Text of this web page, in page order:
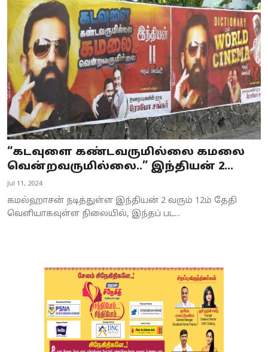
“கடவுளை கண்டவருமில்லை கமலை
வென்றவருமில்லை..” இந்தியன் 2...
Jul 11, 2024
கமல்ஹாசன் நடித்துள்ள இந்தியன் 2 வரும் 12ம் தேதி
வெளியாகவுள்ள நிலையில், இந்தப் பட...